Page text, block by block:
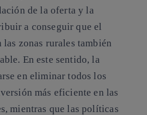
de la oferta y la
a conseguir que el
las zonas rurales también
En este sentido, la
en eliminar todos los
más eficiente en las
mientras que las políticas